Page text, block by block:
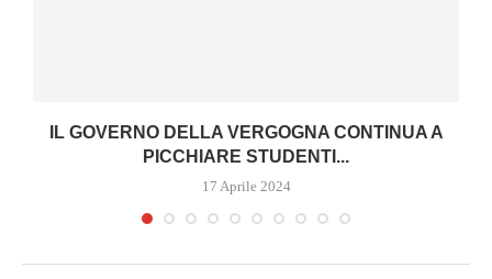
IL GOVERNO DELLA VERGOGNA CONTINUA A
PICCHIARE STUDENTI...
17 Aprile 2024